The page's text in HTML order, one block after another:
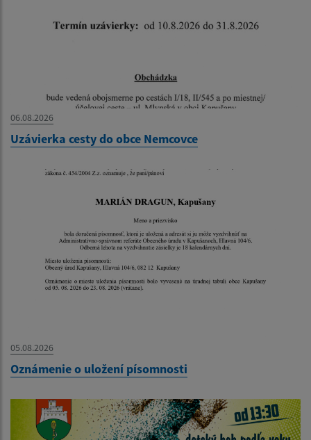
06.08.2026
Uzávierka cesty do obce Nemcovce
05.08.2026
Oznámenie o uložení písomnosti